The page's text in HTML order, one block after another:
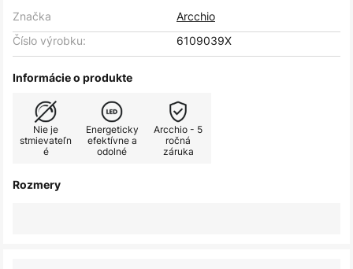
Značka
Arcchio
Číslo výrobku:
6109039X
Informácie o produkte
Nie je
stmievateľn
é
Energeticky
efektívne a
odolné
Arcchio - 5
ročná
záruka
Rozmery